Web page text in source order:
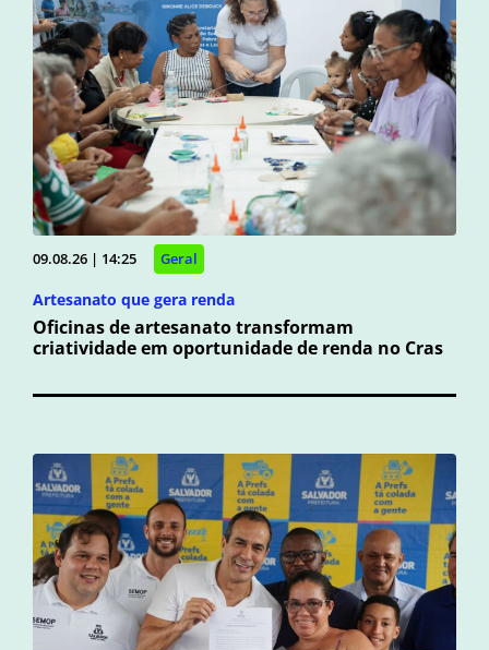
09.08.26 | 14:25 Geral
Artesanato que gera renda
Oficinas de artesanato transformam
criatividade em oportunidade de renda no Cras